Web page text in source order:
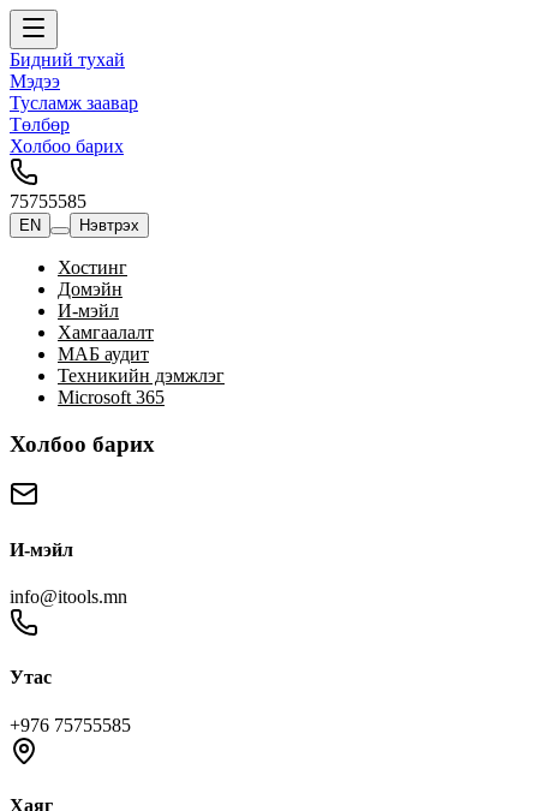
Бидний тухай
Мэдээ
Тусламж заавар
Төлбөр
Холбоо барих
75755585
EN Нэвтрэх
Хостинг
Домэйн
И-мэйл
Хамгаалалт
МАБ аудит
Техникийн дэмжлэг
Microsoft 365
Холбоо барих
И-мэйл
info@itools.mn
Утас
+976 75755585
Хаяг